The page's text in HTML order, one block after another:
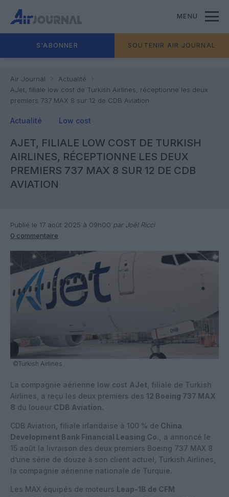
MENU
S'ABONNER SOUTENIR AIR JOURNAL
Air Journal
Actualité
AJet, filiale low cost de Turkish Airlines, réceptionne les deux
premiers 737 MAX 8 sur 12 de CDB Aviation
Actualité Low cost
AJET, FILIALE LOW COST DE TURKISH
AIRLINES, RÉCEPTIONNE LES DEUX
PREMIERS 737 MAX 8 SUR 12 DE CDB
AVIATION
Publié le 17 août 2025 à 09h00 par Joël Ricci
0 commentaire
©Turkish Airlines
La compagnie aérienne low cost AJet , filiale de Turkish
Airlines, a reçu les deux premiers des 12 Boeing 737 MAX
8 du loueur CDB Aviation.
CDB Aviation, filiale irlandaise à 100 % de China
Development Bank Financial Leasing Co.,
a annoncé le
15 août la livraison des deux premiers Boeing 737 MAX 8
d’une série de douze à son client actuel, Turkish Airlines,
la compagnie aérienne nationale de Turquie.
Les MAX équipés de moteurs Leap-1B de CFM